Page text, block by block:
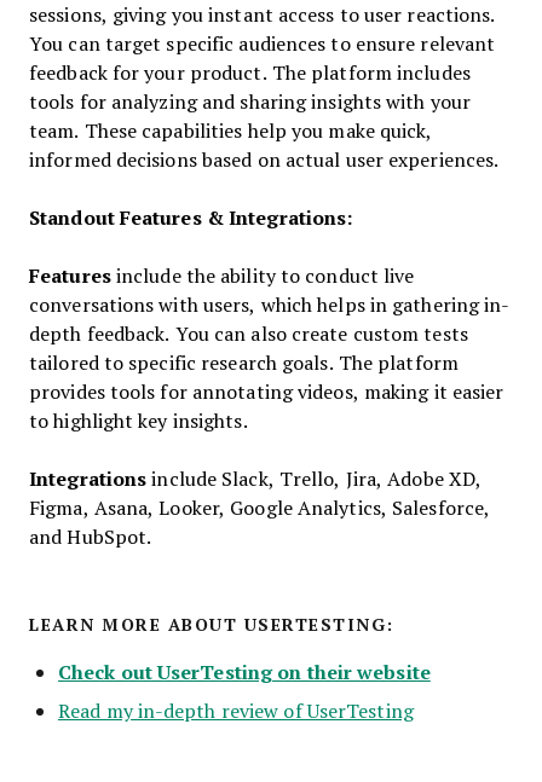
sessions, giving you instant access to user reactions.
You can target specific audiences to ensure relevant
feedback for your product. The platform includes
tools for analyzing and sharing insights with your
team. These capabilities help you make quick,
informed decisions based on actual user experiences.
Standout Features & Integrations:
Featuresinclude the ability to conduct live
conversations with users, which helps in gathering in-
depth feedback. You can also create custom tests
tailored to specific research goals. The platform
provides tools for annotating videos, making it easier
to highlight key insights.
Integrationsinclude Slack, Trello, Jira, Adobe XD,
Figma, Asana, Looker, Google Analytics, Salesforce,
and HubSpot.
LEARN MORE ABOUT USERTESTING:
Check out UserTesting on their website
Read my in-depth review of UserTesting